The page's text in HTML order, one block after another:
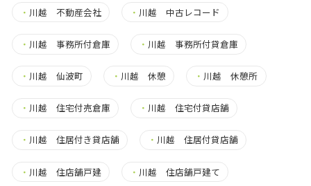
・ 川越 不動産会社 ・ 川越 中古レコード
・ 川越 事務所付倉庫 ・ 川越 事務所付貸倉庫
・ 川越 仙波町 ・ 川越 休憩 ・ 川越 休憩所
・ 川越 住宅付売倉庫 ・ 川越 住宅付貸店舗
・ 川越 住居付き貸店舗 ・ 川越 住居付貸店舗
・ 川越 住店舗戸建 ・ 川越 住店舗戸建て